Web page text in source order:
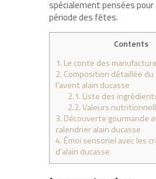
spécialement pensées
période des fêtes.
Contents
1. Le conte des
2. Composition détaillée du
l’avent alain ducasse
2.1. Liste des
2.2.Valeurs
3. Découverte gourmande
calendrier alain ducasse
4. Émoi sensoriel avec les
d’alain ducasse